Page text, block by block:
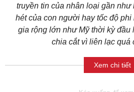
truyền tin của nhân loại gần
hét của con người hay tốc độ
gia rộng lớn như Mỹ thời kỳ đầu
chia cắt vì liên lạc quá
Xem chi tiết